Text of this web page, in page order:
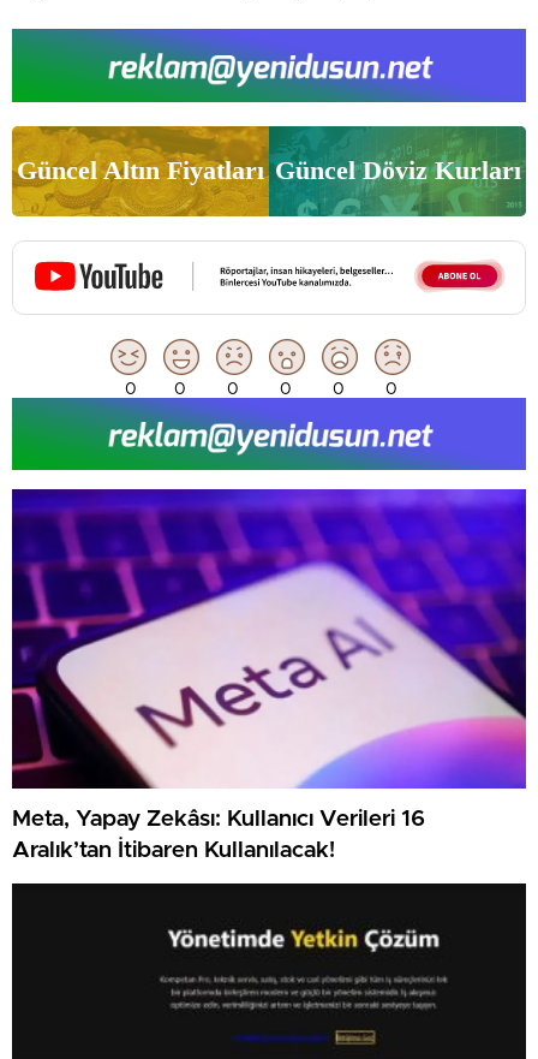
Güncel Altın Fiyatları Güncel Döviz Kurları
0 0 0 0 0 0
Meta, Yapay Zekâsı: Kullanıcı Verileri 16
Aralık’tan İtibaren Kullanılacak!